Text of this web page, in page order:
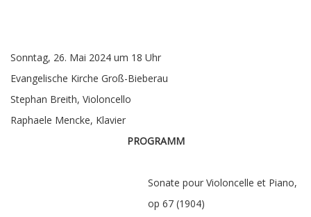
Sonntag, 26. Mai 2024 um 18 Uhr
Evangelische Kirche Groß-Bieberau
Stephan Breith, Violoncello
Raphaele Mencke, Klavier
PROGRAMM
Sonate pour Violoncelle et Piano,
op 67 (1904)